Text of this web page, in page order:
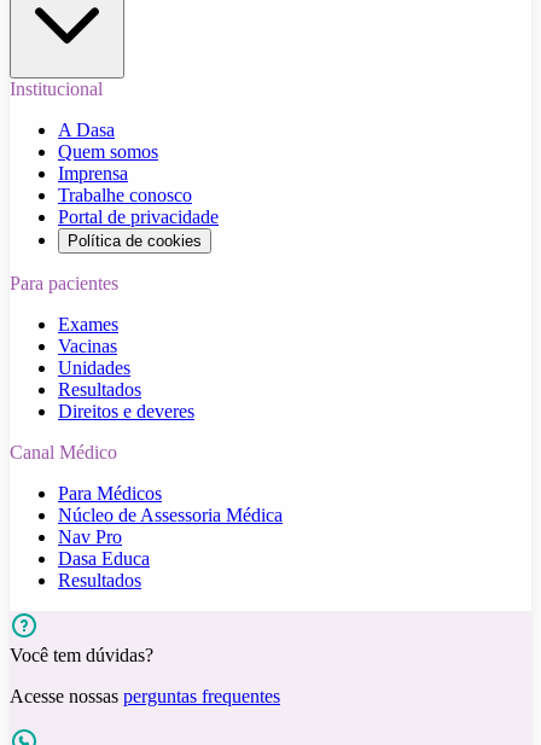
Institucional
A Dasa
Quem somos
Imprensa
Trabalhe conosco
Portal de privacidade
Política de cookies
Para pacientes
Exames
Vacinas
Unidades
Resultados
Direitos e deveres
Canal Médico
Para Médicos
Núcleo de Assessoria Médica
Nav Pro
Dasa Educa
Resultados
Você tem dúvidas?
Acesse nossas perguntas frequentes